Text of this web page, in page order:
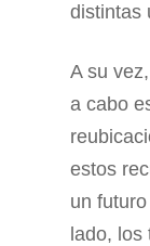
distintas
A su
a cabo
estos
un
lado, los